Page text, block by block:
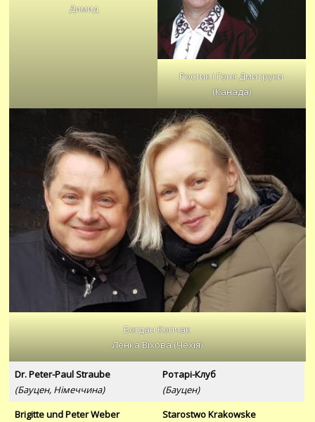
Димид
Ростик і Геня Дмитруки
(Канада)
Богдан Копчак
Ленка Віхова (Чехія)
Dr. Peter-Paul Straube
(Бауцен, Німеччина)
Ротарі-Клуб
(Бауцен)
Brigitte und Peter Weber
Starostwo Krakowske